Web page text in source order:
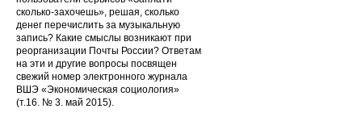
сколько-захочешь», решая, сколько
денег перечислить за музыкальную
запись? Какие смыслы возникают при
реорганизации Почты России? Ответам
на эти и другие вопросы посвящен
свежий номер электронного журнала
ВШЭ «Экономическая социология»
(т.16. № 3. май 2015).